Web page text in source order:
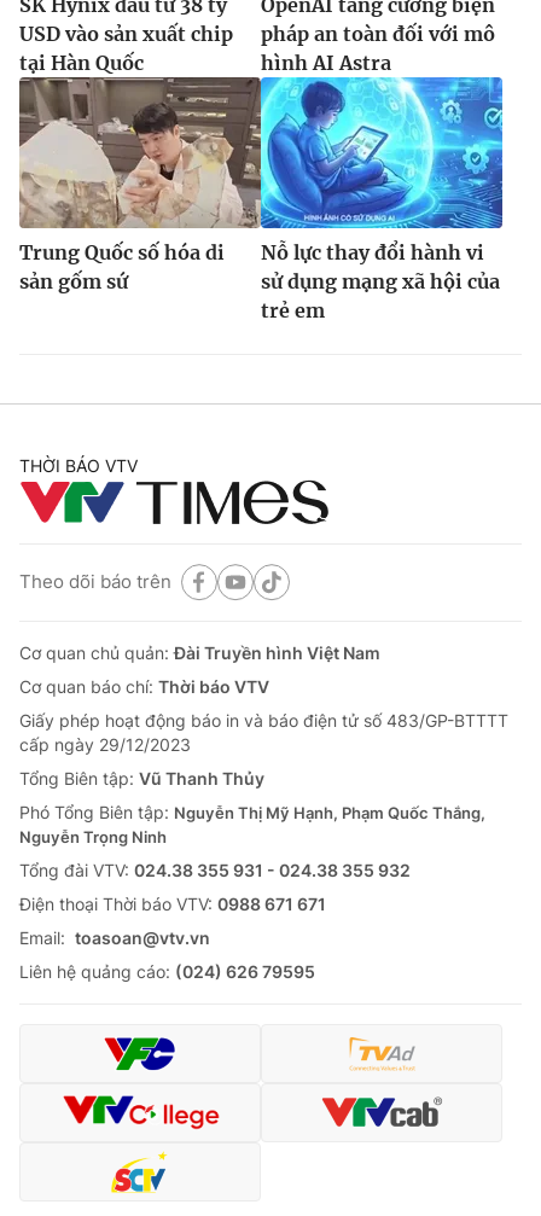
USD vào sản xuất chip
tại Hàn Quốc
pháp an toàn đối với mô
hình AI Astra
Trung Quốc số hóa di
sản gốm sứ
Nỗ lực thay đổi hành vi
sử dụng mạng xã hội của
trẻ em
THỜI BÁO VTV
Theo dõi báo trên
Cơ quan chủ quản:Đài Truyền hình Việt Nam
Cơ quan báo chí: Thời báo VTV
Giấy phép hoạt động báo in và báo điện tử số 483/GP-BTTTT
cấp ngày 29/12/2023
Tổng Biên tập: Vũ Thanh Thủy
Phó Tổng Biên tập: Nguyễn Thị Mỹ Hạnh, Phạm Quốc Thắng,
Nguyễn Trọng Ninh
Tổng đài VTV: 024.38 355 931 - 024.38 355 932
Ðiện thoại Thời báo VTV: 0988 671 671
Email: toasoan@vtv.vn
Liên hệ quảng cáo: (024) 626 79595